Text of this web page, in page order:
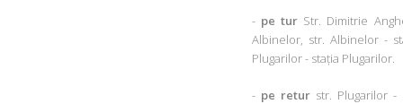
- pe tur Str. Dimitrie
Albinelor, str. Albinelor -
Plugarilor - stația Plugarilor.
- pe returstr. Plugarilor -